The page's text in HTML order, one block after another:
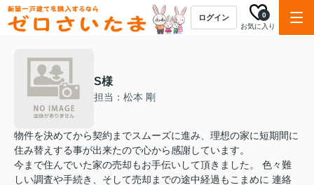
ログイン
お気に入り
0
S様
担当：松本 剛
物件を決めてから契約までスムーズに進み、理想の家に短期間に
住み替えする事が出来たので心から感謝しています。
今まで住んでいた家の売却もお手伝いして頂きました。 色々難
しい調査や手続き、そして売却までの途中経過もこまめに 連絡